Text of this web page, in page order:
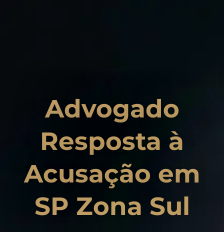
Advogado
Resposta à
Acusação em
SP Zona Sul